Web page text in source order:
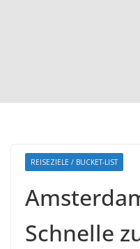
REISEZIELE / BUCKET-LIST
Schnelle